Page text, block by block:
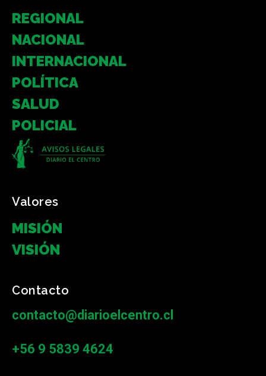
REGIONAL
NACIONAL
INTERNACIONAL
POLÍTICA
SALUD
POLICIAL
Valores
MISIÓN
VISIÓN
Contacto
contacto@diarioelcentro.cl
+56 9 5839 4624